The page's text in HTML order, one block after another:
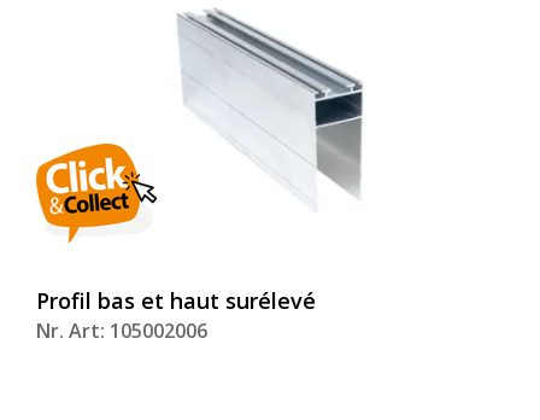
Profil bas et haut surélevé
Nr. Art: 105002006